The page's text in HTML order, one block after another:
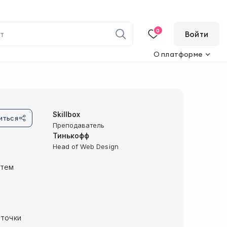
0 Войти
О платформе
Skillbox
Преподаватель
Тинькофф
Head of Web Design